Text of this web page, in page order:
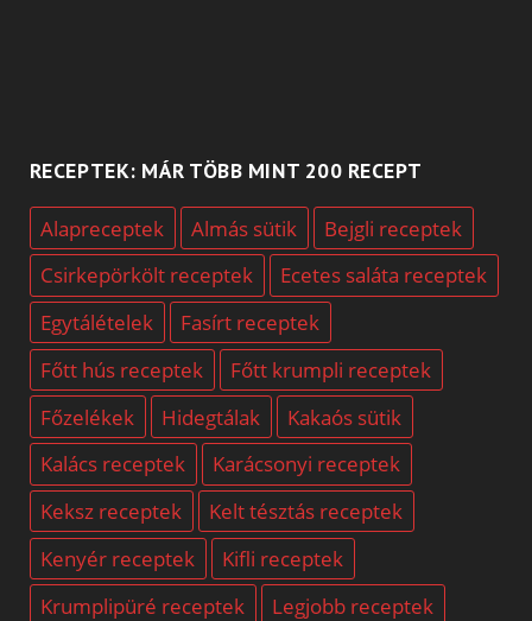
RECEPTEK: MÁR TÖBB MINT 200 RECEPT
Alapreceptek Almás sütik
Bejgli receptek
Csirkepörkölt receptek
Ecetes saláta receptek
Egytálételek
Fasírt receptek
Főtt hús receptek
Főtt krumpli receptek
Főzelékek
Hidegtálak
Kakaós sütik
Kalács receptek
Karácsonyi receptek
Keksz receptek
Kelt tésztás receptek
Kenyér receptek
Kifli receptek
Krumplipüré receptek
Legjobb receptek